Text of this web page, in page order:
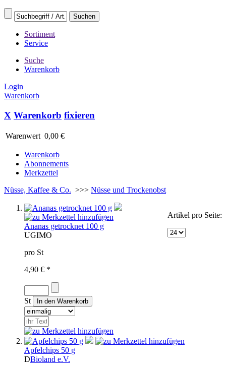
Sortiment
Service
Suche
Warenkorb
Login
Warenkorb
X Warenkorb fixieren
Warenwert 0,00 €
Warenkorb
Abonnements
Merkzettel
Nüsse, Kaffee & Co. >>> Nüsse und Trockenobst
Artikel pro Seite:
Ananas getrocknet 100 g
UGIMO
pro St
4,90 € *
St
Apfelchips 50 g
DBioland e.V.